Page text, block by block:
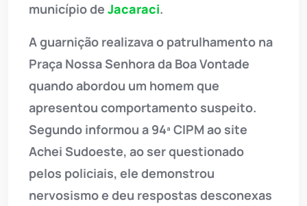
município de Jacaraci.
A guarnição realizava o patrulhamento na
Praça Nossa Senhora da Boa Vontade
quando abordou um homem que
apresentou comportamento suspeito.
Segundo informou a 94ª CIPM ao site
Achei Sudoeste, ao ser questionado
pelos policiais, ele demonstrou
nervosismo e deu respostas desconexas